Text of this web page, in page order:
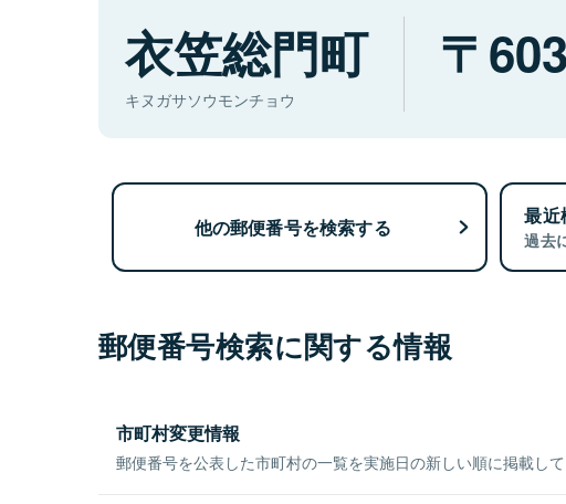
衣笠総門町
キヌガサソウモンチョウ
他の郵便番号を検索する 最近
過去
郵便番号検索に関する情報
市町村変更情報
郵便番号を公表した市町村の一覧を実施日の新しい順に掲載して